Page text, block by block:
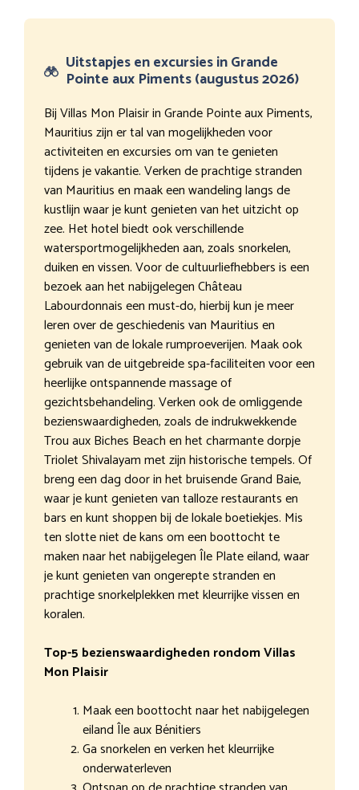
Uitstapjes en excursies in Grande
Pointe aux Piments (augustus 2026)
Bij Villas Mon Plaisir in Grande Pointe aux Piments,
Mauritius zijn er tal van mogelijkheden voor
activiteiten en excursies om van te genieten
tijdens je vakantie. Verken de prachtige stranden
van Mauritius en maak een wandeling langs de
kustlijn waar je kunt genieten van het uitzicht op
zee. Het hotel biedt ook verschillende
watersportmogelijkheden aan, zoals snorkelen,
duiken en vissen. Voor de cultuurliefhebbers is een
bezoek aan het nabijgelegen Château
Labourdonnais een must-do, hierbij kun je meer
leren over de geschiedenis van Mauritius en
genieten van de lokale rumproeverijen. Maak ook
gebruik van de uitgebreide spa-faciliteiten voor een
heerlijke ontspannende massage of
gezichtsbehandeling. Verken ook de omliggende
bezienswaardigheden, zoals de indrukwekkende
Trou aux Biches Beach en het charmante dorpje
Triolet Shivalayam met zijn historische tempels. Of
breng een dag door in het bruisende Grand Baie,
waar je kunt genieten van talloze restaurants en
bars en kunt shoppen bij de lokale boetiekjes. Mis
ten slotte niet de kans om een boottocht te
maken naar het nabijgelegen Île Plate eiland, waar
je kunt genieten van ongerepte stranden en
prachtige snorkelplekken met kleurrijke vissen en
koralen.
Top-5 bezienswaardigheden rondom Villas
Mon Plaisir
Maak een boottocht naar het nabijgelegen
eiland Île aux Bénitiers
Ga snorkelen en verken het kleurrijke
onderwaterleven